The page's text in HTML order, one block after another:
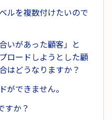
ルを複数付けたいので
いがあった顧客」と
ロードしようとした顧
はどうなりますか？
ができません。
すか？